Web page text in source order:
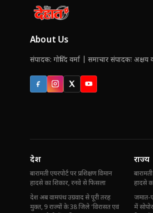
About Us
संपादक: गोविंद वर्मा | समाचार संपादकः अक्षय
FacebookInstagram
X (Twitter)
YouTube
देश
बारामती एयरपोर्ट पर प्रशिक्षण विमान
हादसे का शिकार, रनवे से फिसला
देश अब वामपंथ उग्रवाद से पूरी तरह
मुक्त, 9 राज्यों के 38 जिले ‘विरासत एवं
राज्य
हादसे
जमात-
में